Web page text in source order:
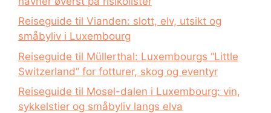
Reiseguide til Vianden: slott, elv, utsikt og
småbyliv i Luxembourg
Reiseguide til Müllerthal: Luxembourgs “Little
Switzerland” for fotturer, skog og eventyr
Reiseguide til Mosel-dalen i Luxembourg: vin,
sykkelstier og småbyliv langs elva